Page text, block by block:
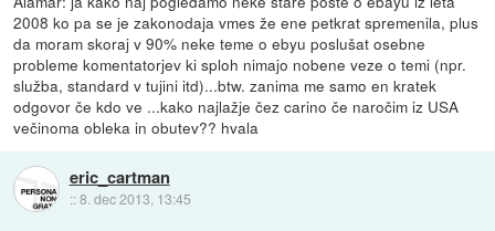
2008 ko pa se je zakonodaja vmes že ene petkrat spremenila, plus
da moram skoraj v 90% neke teme o ebyu poslušat osebne
probleme komentatorjev ki sploh nimajo nobene veze o temi (npr.
služba, standard v tujini itd)...btw. zanima me samo en kratek
odgovor če kdo ve ...kako najlažje čez carino če naročim iz USA
večinoma obleka in obutev?? hvala
eric_cartman
::8. dec 2013, 13:45